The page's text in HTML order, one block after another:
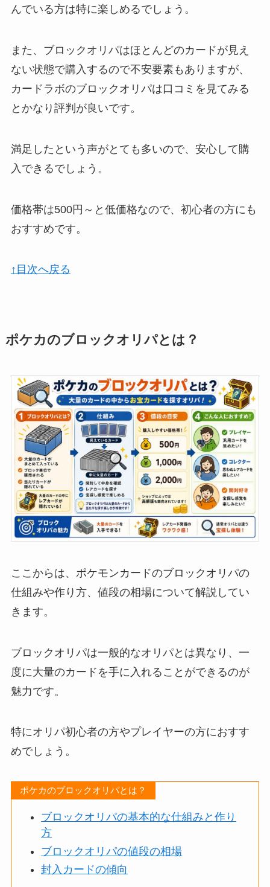
んでいる方は特に楽しめるでしょう。
また、ブロックオリパはほとんどのカードが見え
ない状態で購入するので不安要素もありますが、
カードラボのブロックオリパは口コミを見てみる
とかなり評判が良いです。
満足したという声がとても多いので、安心して購
入できるでしょう。
価格帯は500円～と低価格なので、初心者の方にも
おすすめです。
↑目次へ戻る
ポケカのブロックオリパとは？
ここからは、ポケモンカードのブロックオリパの
仕組みや作り方、値段の相場について解説してい
きます。
ブロックオリパは一般的なオリパとは異なり、一
度に大量のカードを手に入れることができるのが
魅力です。
特にオリパ初心者の方やプレイヤーの方におすす
めでしょう。
ポケカのブロックオリパとは？
ブロックオリパの基本的な仕組みと作り
方
ブロックオリパの値段の相場
封入カードの傾向